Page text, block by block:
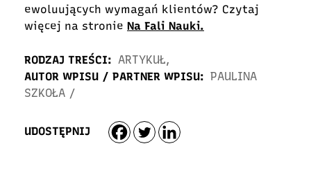
ewoluujących wymagań klientów? Czytaj
więcej na stronie Na Fali Nauki.
RODZAJ TREŚCI: ARTYKUŁ,
AUTOR WPISU / PARTNER WPISU: PAULINA
SZKOŁA /
UDOSTĘPNIJ